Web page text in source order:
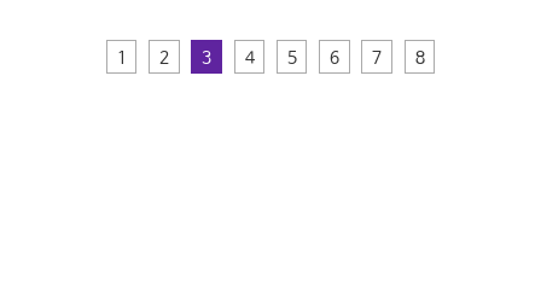
1 2 3 4 5 6 7 8